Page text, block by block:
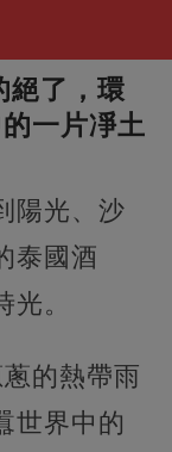
絕了，環
一片凈土
陽光、沙
泰國酒
。
的熱帶雨
世界中的